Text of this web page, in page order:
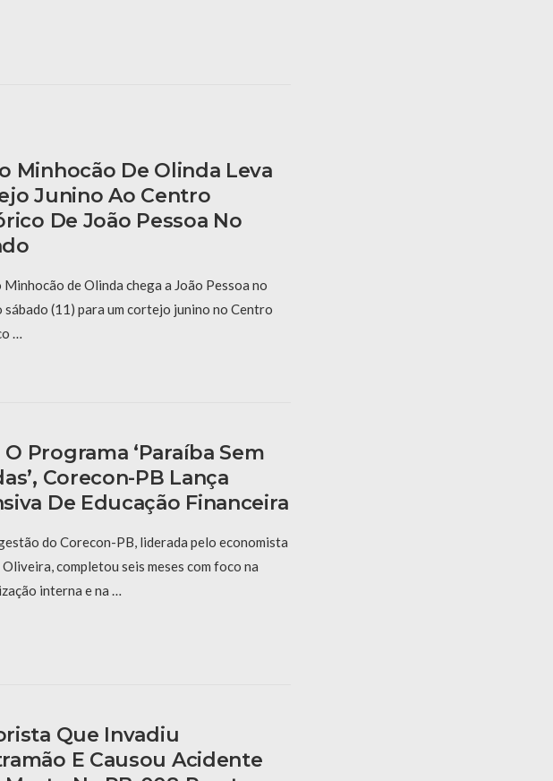
Minhocão De Olinda Leva
Junino Ao Centro
De João Pessoa No
de Olinda chega a João Pessoa no
sábado (11) para um cortejo junino no Centro
…
O Programa ‘Paraíba Sem
Corecon-PB Lança
De Educação Financeira
do Corecon-PB, liderada pelo economista
completou seis meses com foco na
interna e na …
Que Invadiu
E Causou Acidente